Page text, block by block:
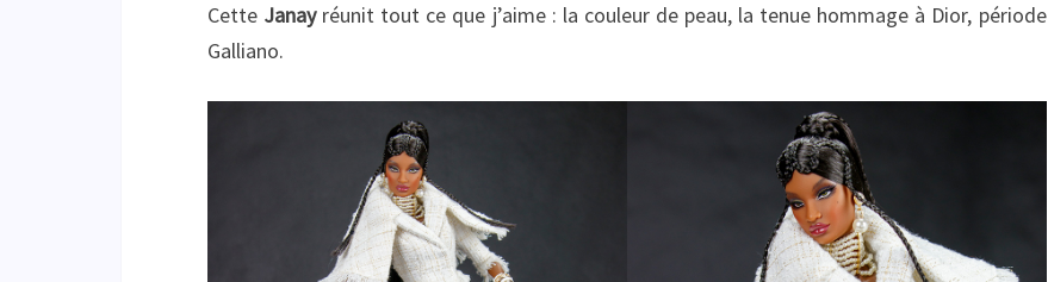
Cette Janayréunit tout ce que j’aime : la couleur de peau, la tenue hommage à Dior, période
Galliano.